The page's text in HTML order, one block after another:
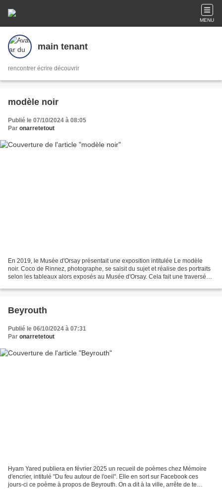
MENU
main tenant
rencontrer écrire découvrir
modèle noir
Publié le 07/10/2024 à 08:05
Par onarretetout
En 2019, le Musée d'Orsay présentait une exposition intitulée Le modèle
noir. Coco de Rinnez, photographe, se saisit du sujet et réalise des portraits
selon les tableaux alors exposés au Musée d'Orsay. Cela fait une traversée
Beyrouth
Publié le 06/10/2024 à 07:31
Par onarretetout
Hyam Yared publiera en février 2025 un recueil de poèmes chez Mémoire
d'encrier, intitulé "Du feu autour de l'oeil". Elle en sort sur Facebook ces
jours-ci ce poème à propos de Beyrouth. On a dit à la ville, arrête de te